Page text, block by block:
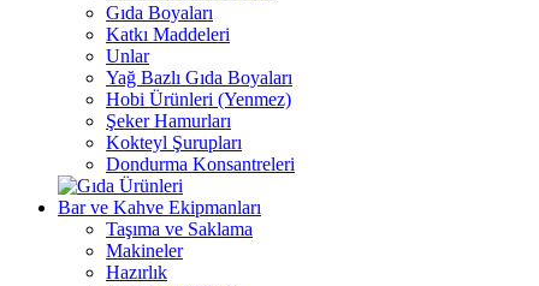
Gıda Boyaları
Katkı Maddeleri
Unlar
Yağ Bazlı Gıda Boyaları
Hobi Ürünleri (Yenmez)
Şeker Hamurları
Kokteyl Şurupları
Dondurma Konsantreleri
Bar ve Kahve Ekipmanları
Taşıma ve Saklama
Makineler
Hazırlık